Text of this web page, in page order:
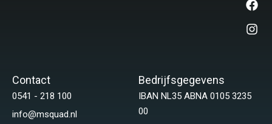
Contact
0541 - 218 100
info@msquad.nl
Bedrijfsgegevens
IBAN NL35 ABNA 0105 3235
00